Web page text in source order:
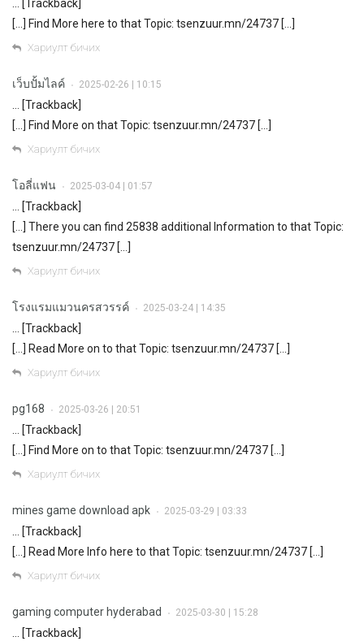
… [Trackback]
[…] Find More here to that Topic: tsenzuur.mn/24737 […]
Хариулт бичих
เว็บปั้มไลค์ • 2025-02-26 | 10:15
… [Trackback]
[…] Find More on that Topic: tsenzuur.mn/24737 […]
Хариулт бичих
โอลี่แฟน • 2025-03-04 | 01:57
… [Trackback]
[…] There you can find 25838 additional Information to that Topic:
tsenzuur.mn/24737 […]
Хариулт бичих
โรงแรมแมวนครสวรรค์ • 2025-03-24 | 14:35
… [Trackback]
[…] Read More on to that Topic: tsenzuur.mn/24737 […]
Хариулт бичих
pg168 • 2025-03-26 | 20:51
… [Trackback]
[…] Find More on to that Topic: tsenzuur.mn/24737 […]
Хариулт бичих
mines game download apk • 2025-03-29 | 03:33
… [Trackback]
[…] Read More Info here to that Topic: tsenzuur.mn/24737 […]
Хариулт бичих
gaming computer hyderabad • 2025-03-30 | 15:28
… [Trackback]